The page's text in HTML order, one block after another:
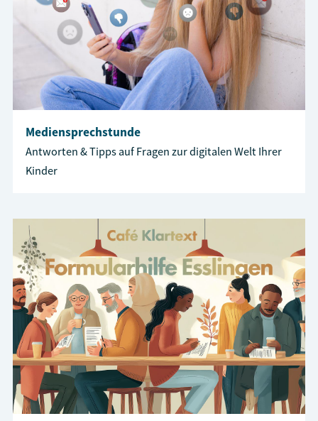
Mediensprechstunde
Antworten & Tipps auf Fragen zur digitalen Welt Ihrer
Kinder